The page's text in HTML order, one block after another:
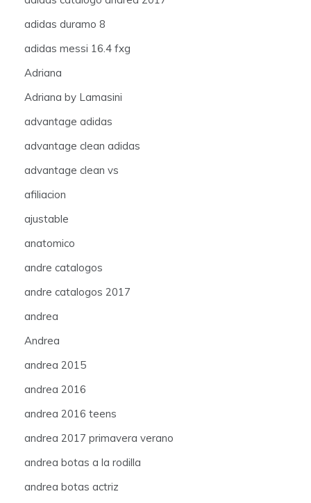
adidas duramo 8
adidas messi 16.4 fxg
Adriana
Adriana by Lamasini
advantage adidas
advantage clean adidas
advantage clean vs
afiliacion
ajustable
anatomico
andre catalogos
andre catalogos 2017
andrea
Andrea
andrea 2015
andrea 2016
andrea 2016 teens
andrea 2017 primavera verano
andrea botas a la rodilla
andrea botas actriz